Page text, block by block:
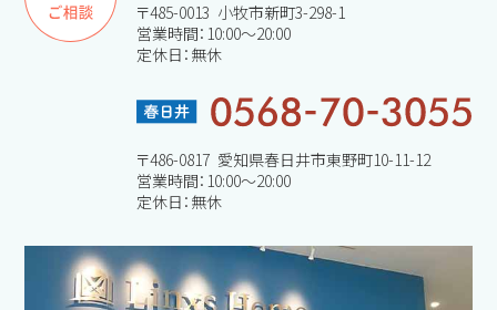
〒485-0013 小牧市新町3-298-1
営業時間：10:00～20:00
定休日：無休
〒486-0817 愛知県春日井市東野町10-11-12
営業時間：10:00～20:00
定休日：無休